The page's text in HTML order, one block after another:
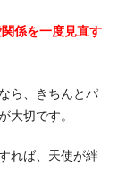
関係を一度見直す
ら、きちんとパ
大切です。
れば、天使が絆